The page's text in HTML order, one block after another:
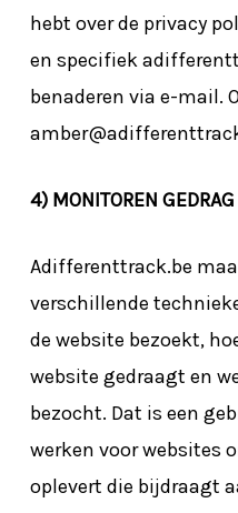
hebt over de privacy
en specifiek
benaderen via e-mail.
4) MONITOREN
Adifferenttrack.be
verschillende
de website bezoekt,
website gedraagt en
bezocht. Dat is een
werken voor websites
oplevert die bijdraagt